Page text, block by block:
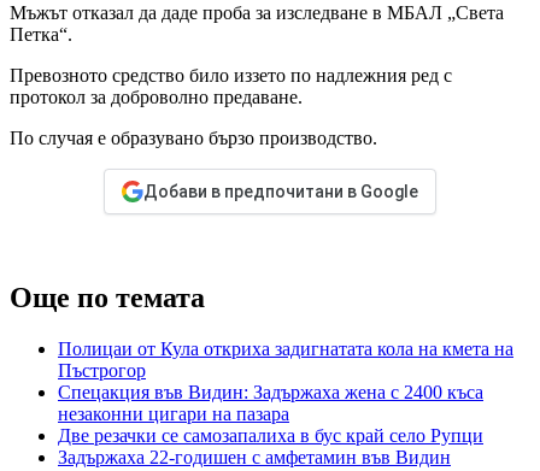
Мъжът отказал да даде проба за изследване в МБАЛ „Света
Петка“.
Превозното средство било иззето по надлежния ред с
протокол за доброволно предаване.
По случая е образувано бързо производство.
Добави в предпочитани в Google
Още по темата
Полицаи от Кула откриха задигнатата кола на кмета на
Пъстрогор
Спецакция във Видин: Задържаха жена с 2400 къса
незаконни цигари на пазара
Две резачки се самозапалиха в бус край село Рупци
Задържаха 22-годишен с амфетамин във Видин